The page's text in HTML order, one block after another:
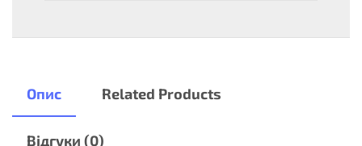
Опис Related Products
Відгуки (0)